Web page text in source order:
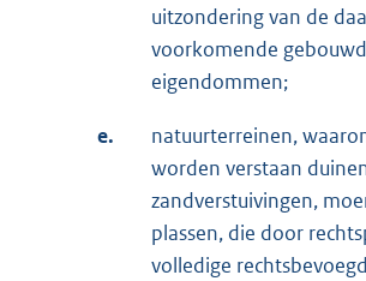
uitzondering van de
voorkomende
eigendommen;
e.
natuurterreinen,
worden verstaan
zandverstuivingen,
plassen, die door
volledige